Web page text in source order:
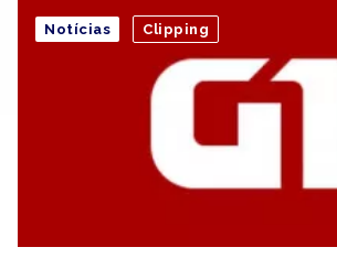
Notícias Clipping